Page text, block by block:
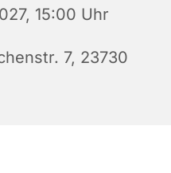
15:00 Uhr
7, 23730